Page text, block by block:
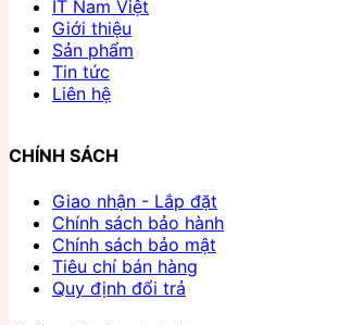
IT Nam Việt
Giới thiệu
Sản phẩm
Tin tức
Liên hệ
CHÍNH SÁCH
Giao nhận - Lắp đặt
Chính sách bảo hành
Chính sách bảo mật
Tiêu chí bán hàng
Quy định đổi trả